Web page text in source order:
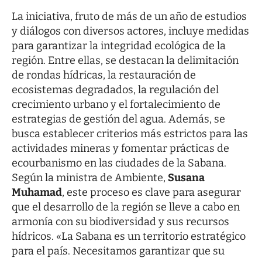
La iniciativa, fruto de más de un año de estudios
y diálogos con diversos actores, incluye medidas
para garantizar la integridad ecológica de la
región. Entre ellas, se destacan la delimitación
de rondas hídricas, la restauración de
ecosistemas degradados, la regulación del
crecimiento urbano y el fortalecimiento de
estrategias de gestión del agua. Además, se
busca establecer criterios más estrictos para las
actividades mineras y fomentar prácticas de
ecourbanismo en las ciudades de la Sabana.
Según la ministra de Ambiente, Susana
Muhamad, este proceso es clave para asegurar
que el desarrollo de la región se lleve a cabo en
armonía con su biodiversidad y sus recursos
hídricos. «La Sabana es un territorio estratégico
para el país. Necesitamos garantizar que su